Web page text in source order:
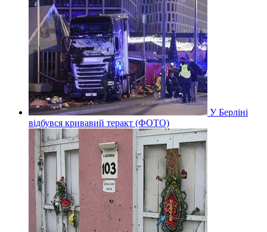
У Берліні
відбувся кривавий теракт (ФОТО)